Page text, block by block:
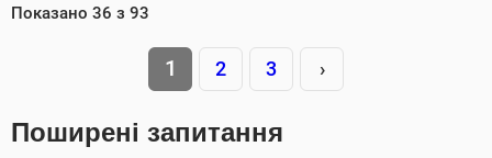
Показано 36 з 93
1 2 3 ›
Поширені запитання